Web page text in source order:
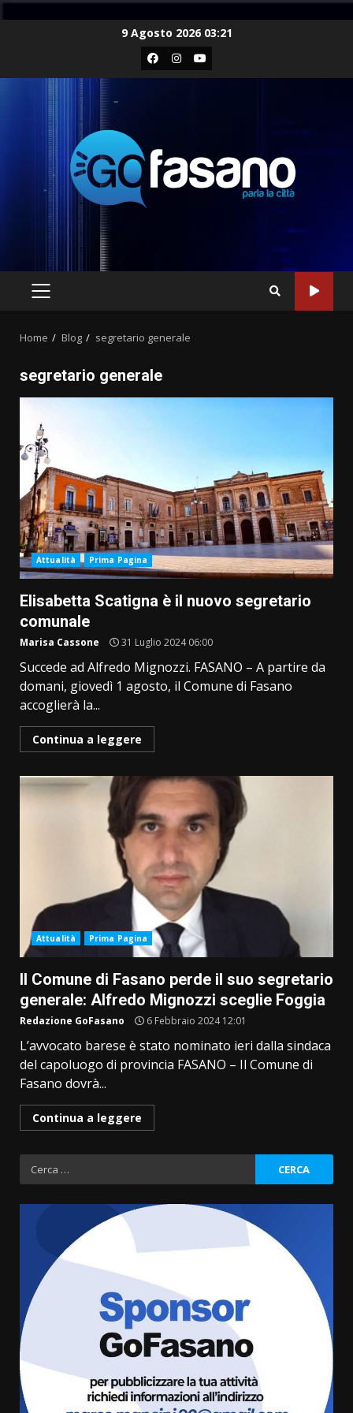
9 Agosto 2026 03:21
Facebook
Instagram
Youtube
PRIMARY
Home Blog segretario generale
segretario generale
Attualità Prima Pagina
Elisabetta Scatigna è il nuovo segretario
comunale
Marisa Cassone 31 Luglio 2024 06:00
Succede ad Alfredo Mignozzi. FASANO – A partire da
domani, giovedì 1 agosto, il Comune di Fasano
accoglierà la...
Continua a leggere
Attualità Prima Pagina
Il Comune di Fasano perde il suo segretario
generale: Alfredo Mignozzi sceglie Foggia
Redazione GoFasano 6 Febbraio 2024 12:01
L’avvocato barese è stato nominato ieri dalla sindaca
del capoluogo di provincia FASANO – Il Comune di
Fasano dovrà...
Continua a leggere
Ricerca
per:
Savelletri in festa, domani sera
grande spettacolo con Uccio De
8 Agosto 2026 07:30